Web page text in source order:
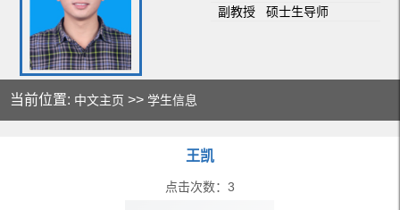
副教授 硕士生导师
当前位置: 中文主页 >>学生信息
王凯
点击次数： 3